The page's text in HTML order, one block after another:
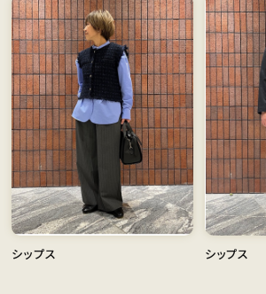
シップス シップス